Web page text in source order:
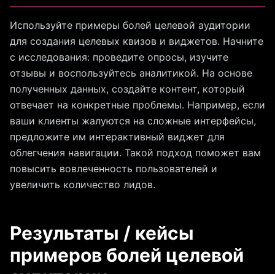
Используйте примеры болей целевой аудитории
для создания целевых квизов и виджетов. Начните
с исследования: проведите опросы, изучите
отзывы и воспользуйтесь аналитикой. На основе
полученных данных, создайте контент, который
отвечает на конкретные проблемы. Например, если
ваши клиенты жалуются на сложные интерфейсы,
предложите им интерактивный виджет для
облегчения навигации. Такой подход поможет вам
повысить вовлеченность пользователей и
увеличить количество лидов.
Результаты / кейсы
примеров болей целевой